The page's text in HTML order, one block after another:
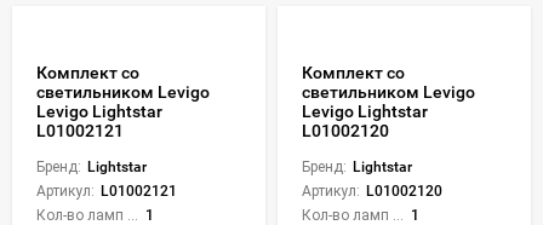
Комплект со
светильником Levigo
Levigo Lightstar
L01002121
Бренд: Lightstar
Артикул: L01002121
1
Комплект со
светильником Levigo
Levigo Lightstar
L01002120
Бренд: Lightstar
Артикул: L01002120
1